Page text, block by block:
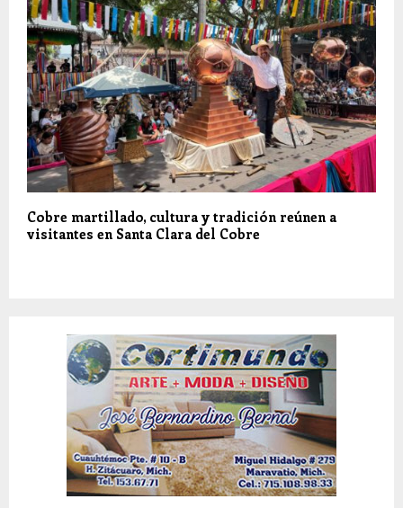
Cobre martillado, cultura y tradición reúnen a
visitantes en Santa Clara del Cobre